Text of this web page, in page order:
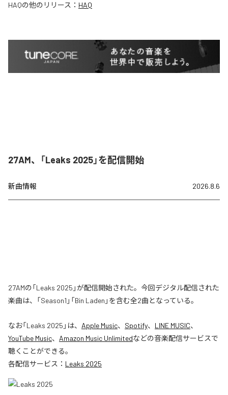
HAQの他のリリース： HAQ
27AM、「Leaks 2025」を配信開始
新曲情報 2026.8.6
27AMの「Leaks 2025」が配信開始された。今回デジタル配信された
楽曲は、「Season1」「Bin Laden」を含む全2曲となっている。
なお「Leaks 2025 」は、 Apple Music、 Spotify、 LINE MUSIC、
YouTube Music、 Amazon Music Unlimitedなどの音楽配信サービスで
聴くことができる。
各配信サービス： Leaks 2025